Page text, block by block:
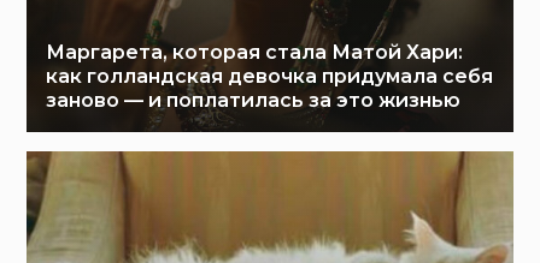
Маргарета, которая стала Матой Хари:
как голландская девочка придумала себя
заново — и поплатилась за это жизнью